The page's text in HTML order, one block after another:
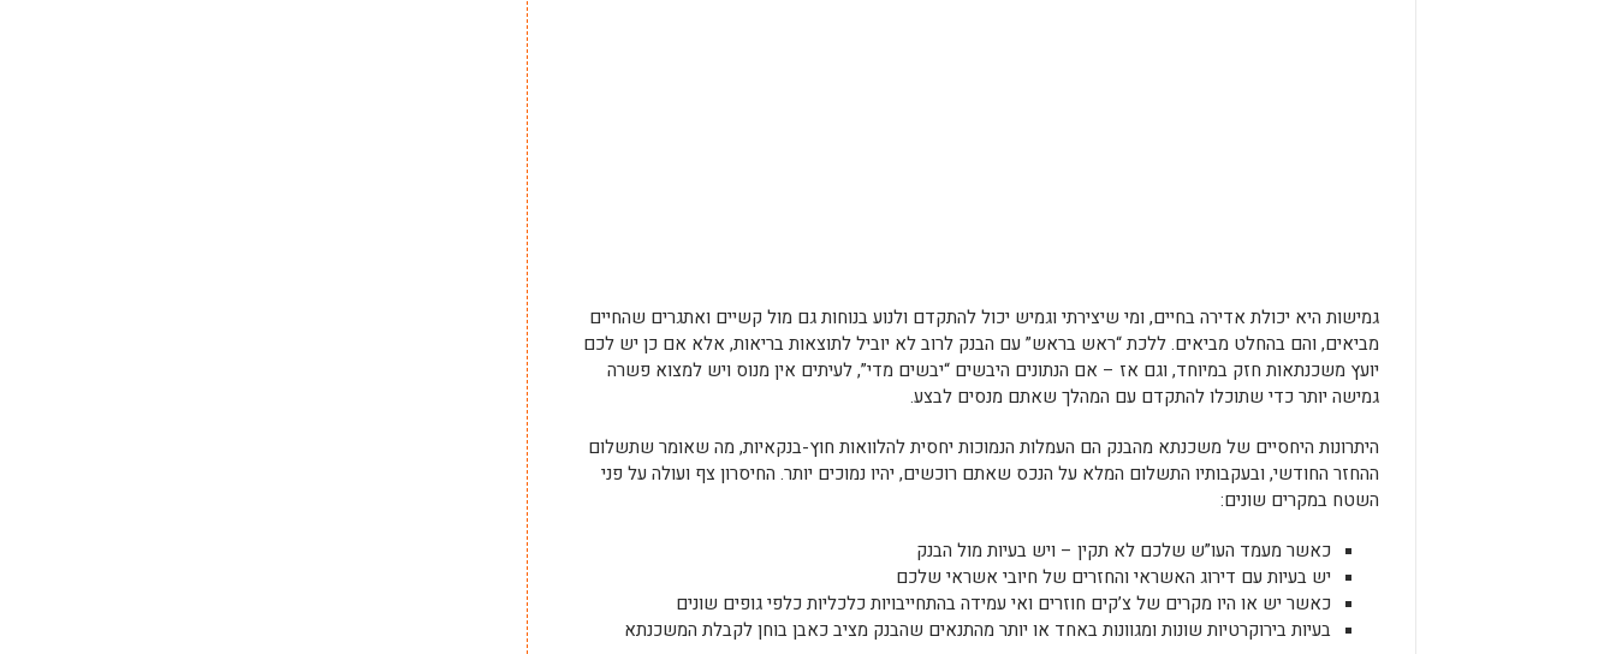
גמישות היא יכולת אדירה בחיים, ומי שיצירתי וגמיש יכול להתקדם ולנוע בנוחות גם מול קשיים ואתגרים שהחיים
מביאים, והם בהחלט מביאים. ללכת “ראש בראש” עם הבנק לרוב לא יוביל לתוצאות בריאות, אלא אם כן יש לכם
יועץ משכנתאות חזק במיוחד, וגם אז – אם הנתונים היבשים “יבשים מדי”, לעיתים אין מנוס ויש למצוא פשרה
גמישה יותר כדי שתוכלו להתקדם עם המהלך שאתם מנסים לבצע.
היתרונות היחסיים של משכנתא מהבנק הם העמלות הנמוכות יחסית להלוואות חוץ-בנקאיות, מה שאומר שתשלום
ההחזר החודשי, ובעקבותיו התשלום המלא על הנכס שאתם רוכשים, יהיו נמוכים יותר. החיסרון צף ועולה על פני
השטח במקרים שונים:
כאשר מעמד העו”ש שלכם לא תקין – ויש בעיות מול הבנק
יש בעיות עם דירוג האשראי והחזרים של חיובי אשראי שלכם
כאשר יש או היו מקרים של צ’קים חוזרים ואי עמידה בהתחייבויות כלכליות כלפי גופים שונים
בעיות בירוקרטיות שונות ומגוונות באחד או יותר מהתנאים שהבנק מציב כאבן בוחן לקבלת המשכנתא